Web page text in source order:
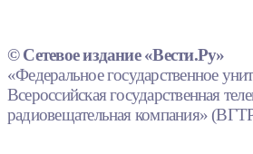
© Сетевое издание «Вести.Ру»
«Федеральное государственное
Всероссийская государственная
радиовещательная компания»